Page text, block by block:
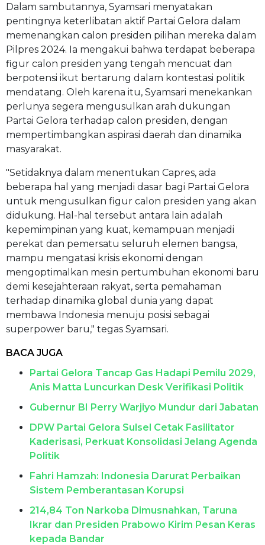
Dalam sambutannya, Syamsari menyatakan
pentingnya keterlibatan aktif Partai Gelora dalam
memenangkan calon presiden pilihan mereka dalam
Pilpres 2024. Ia mengakui bahwa terdapat beberapa
figur calon presiden yang tengah mencuat dan
berpotensi ikut bertarung dalam kontestasi politik
mendatang. Oleh karena itu, Syamsari menekankan
perlunya segera mengusulkan arah dukungan
Partai Gelora terhadap calon presiden, dengan
mempertimbangkan aspirasi daerah dan dinamika
masyarakat.
"Setidaknya dalam menentukan Capres, ada
beberapa hal yang menjadi dasar bagi Partai Gelora
untuk mengusulkan figur calon presiden yang akan
didukung. Hal-hal tersebut antara lain adalah
kepemimpinan yang kuat, kemampuan menjadi
perekat dan pemersatu seluruh elemen bangsa,
mampu mengatasi krisis ekonomi dengan
mengoptimalkan mesin pertumbuhan ekonomi baru
demi kesejahteraan rakyat, serta pemahaman
terhadap dinamika global dunia yang dapat
membawa Indonesia menuju posisi sebagai
superpower baru," tegas Syamsari.
BACA JUGA
Partai Gelora Tancap Gas Hadapi Pemilu 2029,
Anis Matta Luncurkan Desk Verifikasi Politik
Gubernur BI Perry Warjiyo Mundur dari Jabatan
DPW Partai Gelora Sulsel Cetak Fasilitator
Kaderisasi, Perkuat Konsolidasi Jelang Agenda
Politik
Fahri Hamzah: Indonesia Darurat Perbaikan
Sistem Pemberantasan Korupsi
214,84 Ton Narkoba Dimusnahkan, Taruna
Ikrar dan Presiden Prabowo Kirim Pesan Keras
kepada Bandar